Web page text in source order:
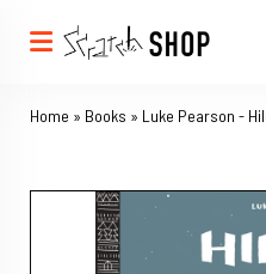
Home » Books » Luke Pearson -